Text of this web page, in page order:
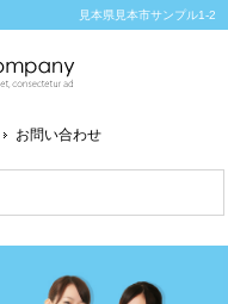
見本県見本市サンプル1-2
お問い合わせ